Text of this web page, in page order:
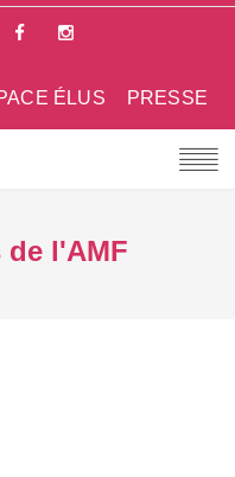
PRESSE
ÉLUS
de l'AMF